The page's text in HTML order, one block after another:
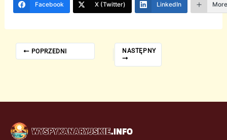
Facebook X (Twitter) LinkedIn
POPRZEDNI NASTĘPNY